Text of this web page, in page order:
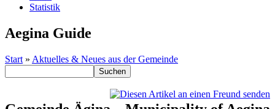
Statistik
Aegina Guide
Start » Aktuelles & Neues aus der Gemeinde